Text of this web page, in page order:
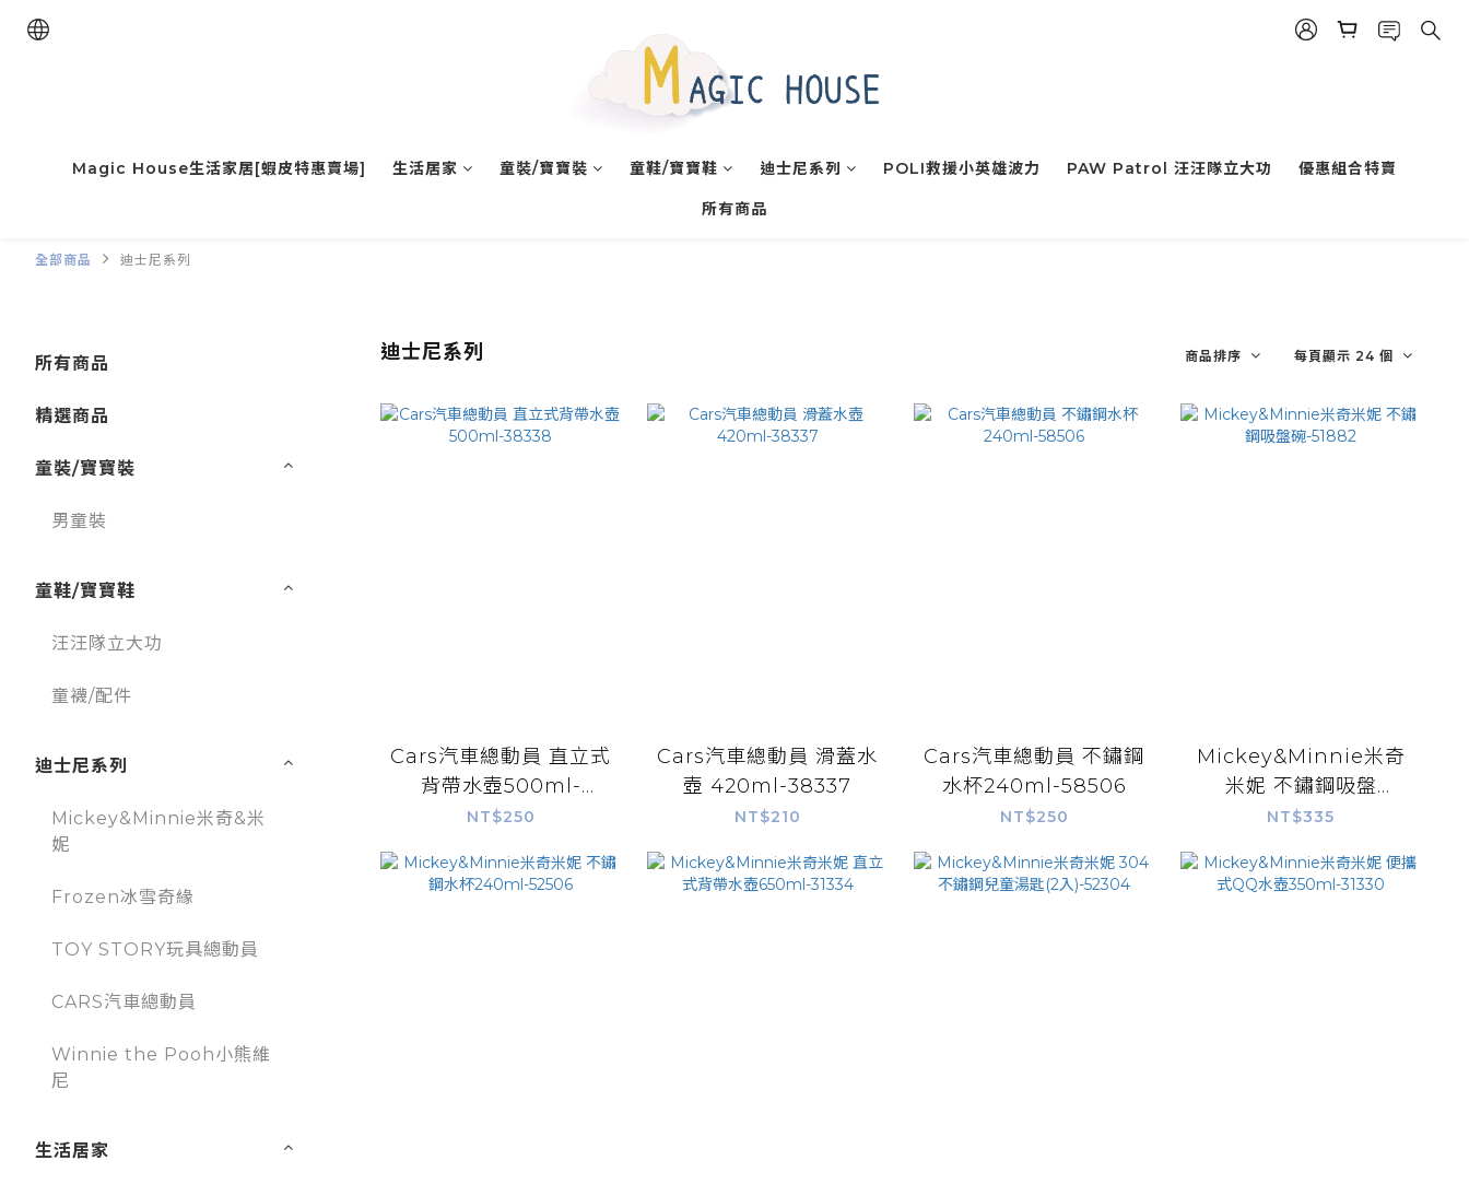
Magic House生活家居[蝦皮特惠賣場] 生活居家 童裝/寶寶裝 童鞋/寶寶鞋 迪士尼系列 POLI救援小英雄波力 PAW Patrol 汪汪隊立大功 優惠組合特賣
所有商品
全部商品 迪士尼系列
所有商品
精選商品
童裝/寶寶裝
男童裝
童鞋/寶寶鞋
汪汪隊立大功
童襪/配件
迪士尼系列
Mickey&Minnie米奇&米
妮
Frozen冰雪奇緣
TOY STORY玩具總動員
CARS汽車總動員
Winnie the Pooh小熊維
尼
生活居家
迪士尼系列 商品排序 每頁顯示 24 個
Cars汽車總動員 直立式
背帶水壺500ml-
38338
NT$250
Cars汽車總動員 滑蓋水
壺 420ml-38337
NT$210
Cars汽車總動員 不鏽鋼
水杯240ml-58506
NT$250
Mickey&Minnie米奇
米妮 不鏽鋼吸盤
碗-51882
NT$335